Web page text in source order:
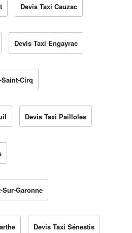
Devis Taxi Cauzac
Devis Taxi Engayrac
Cirq
Devis Taxi Pailloles
Sur-Garonne
Devis Taxi Sénestis